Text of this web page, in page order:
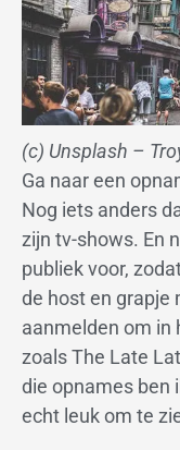
(c) Unsplash –
Ga naar een
Nog iets anders
zijn tv-shows. En
publiek voor,
de host en grapje
aanmelden om in
zoals The Late
die opnames ben
echt leuk om te